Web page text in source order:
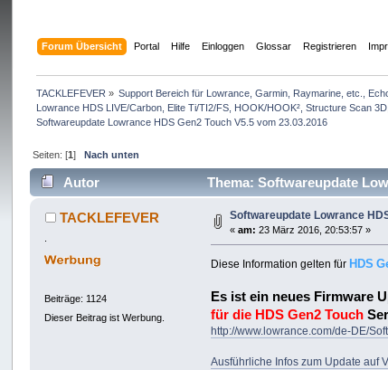
Forum Übersicht Portal Hilfe Einloggen Glossar Registrieren
TACKLEFEVER » Support Bereich für Lowrance, Garmin, Raymarine, etc.,
Lowrance HDS LIVE/Carbon, Elite Ti/TI2/FS, HOOK/HOOK², Structure Scan
Softwareupdate Lowrance HDS Gen2 Touch V5.5 vom 23.03.2016
Seiten: [1] Nach unten
Autor Thema: Softwareupdate
TACKLEFEVER
Beiträge: 1124
Dieser Beitrag ist Werbung.
Softwareupdate Lowrance
«am: 23 März 2016, 20:53:57 »
Diese Information gelten für HDS
Es ist ein neues Firmware
für die HDS Gen2 Touch
http://www.lowrance.com/de-DE/
Ausführliche Infos zum Update auf